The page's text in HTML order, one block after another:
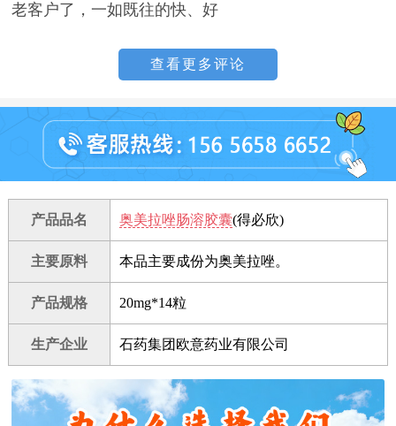
老客户了，一如既往的快、好
查看更多评论
产品品名 奥美拉唑肠溶胶囊(得必欣)
主要原料 本品主要成份为奥美拉唑。
产品规格 20mg*14粒
生产企业 石药集团欧意药业有限公司